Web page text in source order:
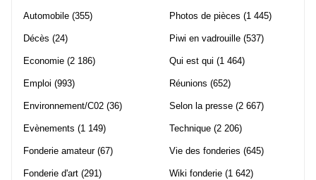
Automobile (355)
Décès (24)
Economie (2 186)
Emploi (993)
Environnement/C02 (36)
Evènements (1 149)
Fonderie amateur(67)
Fonderie d'art (291)
Photos de pièces (1 445)
Piwi en vadrouille (537)
Qui est qui (1 464)
Réunions (652)
Selon la presse (2 667)
Technique (2 206)
Vie des fonderies (645)
Wiki fonderie (1 642)